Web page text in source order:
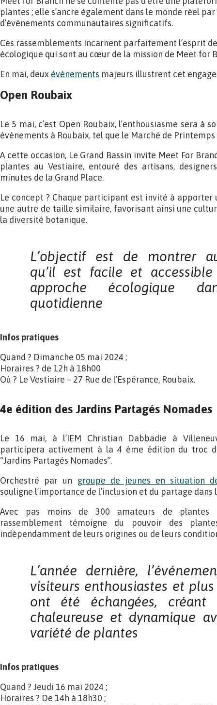
plantes ; elle s’ancre également dans le monde réel
d’événements communautaires significatifs.
Ces rassemblements incarnent parfaitement l’esprit
écologique qui sont au cœur de la mission de Meet for
En mai, deux événements majeurs illustrent cet
Open Roubaix
Le 5 mai, c’est Open Roubaix, l’enthousiasme sera à
évènements à Roubaix, tel que le Marché de Printemps
A cette occasion, Le Grand Bassin invite Meet For
plantes au Vestiaire, entouré des artisans,
minutes de la Grand Place.
Le concept ? Chaque participant est invité à
une autre de taille similaire, favorisant ainsi une
la diversité botanique.
L’objectif est de montrer
qu’il est facile et accessible
approche écologique
quotidienne
Infos pratiques
Quand ? Dimanche 05 mai 2024 ;
Horaires ? de 12h à 18h00
Où ? Le Vestiaire – 27 Rue de l’Espérance, Roubaix.
4e édition des Jardins Partagés Nomades
Le 16 mai, à l’IEM Christian Dabbadie à
participera activement à la 4 ème édition du troc
“Jardins Partagés Nomades”.
Orchestré par un groupe de jeunes en situation
souligne l’importance de l’inclusion et du partage dans
Avec pas moins de 300 amateurs de plantes
rassemblement témoigne du pouvoir des
indépendamment de leurs origines ou de leurs
L’année dernière,
visiteurs enthousiastes et
ont été échangées, créant
chaleureuse et dynamique
variété de plantes
Infos pratiques
Quand ? Jeudi 16 mai 2024 ;
Horaires ? De 14h à 18h30 ;